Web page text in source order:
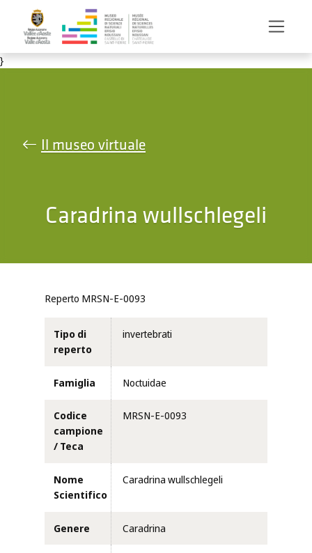
Salta al contenuto principale
}
Il museo virtuale
Caradrina wullschlegeli
Reperto MRSN-E-0093
Tipo di
reperto
invertebrati
Famiglia Noctuidae
Codice
campione
/ Teca
MRSN-E-0093
Nome
Scientifico
Caradrina wullschlegeli
Genere Caradrina